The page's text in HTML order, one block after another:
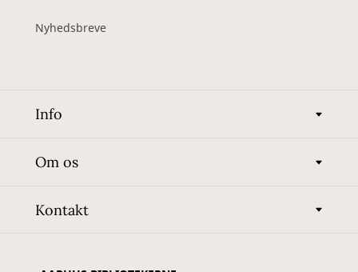
Nyhedsbreve
Info
Om os
Kontakt